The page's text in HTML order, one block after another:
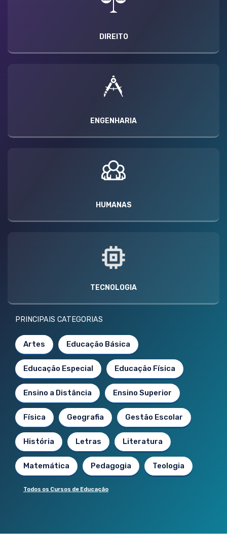
DIREITO
ENGENHARIA
HUMANAS
TECNOLOGIA
PRINCIPAIS CATEGORIAS
Artes Educação Básica
Educação Especial Educação Física
Ensino a Distância Ensino Superior
Física Geografia Gestão Escolar
História Letras Literatura
Matemática Pedagogia Teologia
Todos os Cursos de Educação